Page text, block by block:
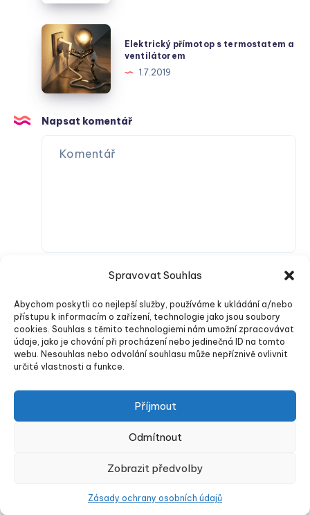
Spravovat Souhlas
Abychom poskytli co nejlepší služby, používáme k ukládání a/nebo
přístupu k informacím o zařízení, technologie jako jsou soubory
cookies. Souhlas s těmito technologiemi nám umožní zpracovávat
údaje, jako je chování při procházení nebo jedinečná ID na tomto
webu. Nesouhlas nebo odvolání souhlasu může nepříznivě ovlivnit
určité vlastnosti a funkce.
Příjmout
Odmítnout
Zobrazit předvolby
Zásady ochrany osobních údajů
v
české
metropoli
Váš
Spolehlivý
Průvodce
Energetickým
Světem
Elektrický
přímotop
termostatem
ventilátorem
Elektrický přímotop s termostatem a
ventilátorem
1.7.2019
Napsat komentář
Odeslat komentář